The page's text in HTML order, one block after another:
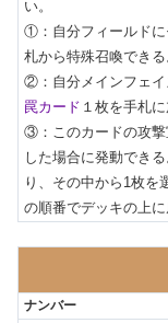
い。
①：自分フィールドに
札から特殊召喚できる
②：自分メインフェイ
罠カード １枚を手札に
③：このカードの攻撃
した場合に発動でき
り、その中から1枚を
の順番でデッキの上に